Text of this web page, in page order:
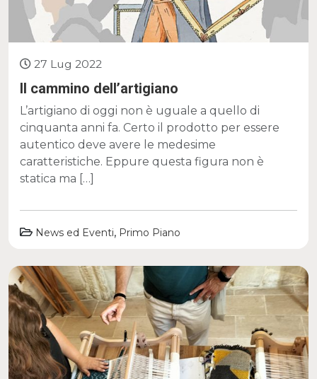
27 Lug 2022
Il cammino dell’artigiano
L’artigiano di oggi non è uguale a quello di
cinquanta anni fa. Certo il prodotto per essere
autentico deve avere le medesime
caratteristiche. Eppure questa figura non è
statica ma […]
News ed Eventi, Primo Piano